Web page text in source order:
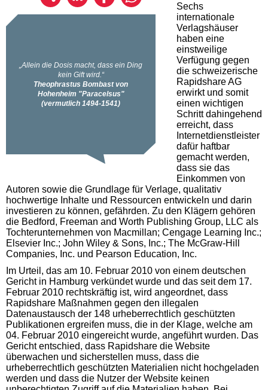
Sechs
internationale
Verlagshäuser
haben eine
einstweilige
Verfügung gegen
die schweizerische
Rapidshare AG
erwirkt und somit
einen wichtigen
Schritt dahingehend
erreicht, dass
Internetdienstleister
dafür haftbar
gemacht werden,
dass sie das
Einkommen von
Autoren sowie die Grundlage für Verlage, qualitativ
hochwertige Inhalte und Ressourcen entwickeln und darin
investieren zu können, gefährden. Zu den Klägern gehören
die Bedford, Freeman and Worth Publishing Group, LLC als
Tochterunternehmen von Macmillan; Cengage Learning Inc.;
Elsevier Inc.; John Wiley & Sons, Inc.; The McGraw-Hill
Companies, Inc. und Pearson Education, Inc.
Im Urteil, das am 10. Februar 2010 von einem deutschen
Gericht in Hamburg verkündet wurde und das seit dem 17.
Februar 2010 rechtskräftig ist, wird angeordnet, dass
Rapidshare Maßnahmen gegen den illegalen
Datenaustausch der 148 urheberrechtlich geschützten
Publikationen ergreifen muss, die in der Klage, welche am
04. Februar 2010 eingereicht wurde, angeführt wurden. Das
Gericht entschied, dass Rapidshare die Website
überwachen und sicherstellen muss, dass die
urheberrechtlich geschützten Materialien nicht hochgeladen
werden und dass die Nutzer der Website keinen